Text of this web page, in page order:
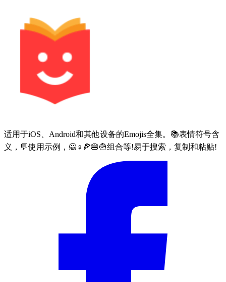
适用于iOS、Android和其他设备的Emojis全集。📚表情符号含
义，💬使用示例，🙅♀🍕🍔🍟组合等!易于搜索，复制和粘贴!